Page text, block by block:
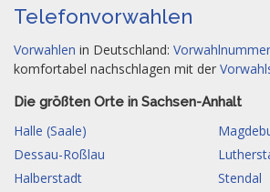
Telefonvorwahlen
Vorwahlen in Deutschland:
komfortabel nachschlagen mit der
Die größten Orte in Sachsen-Anhalt
Halle (Saale)
Dessau-Roßlau
Halberstadt
Stendal